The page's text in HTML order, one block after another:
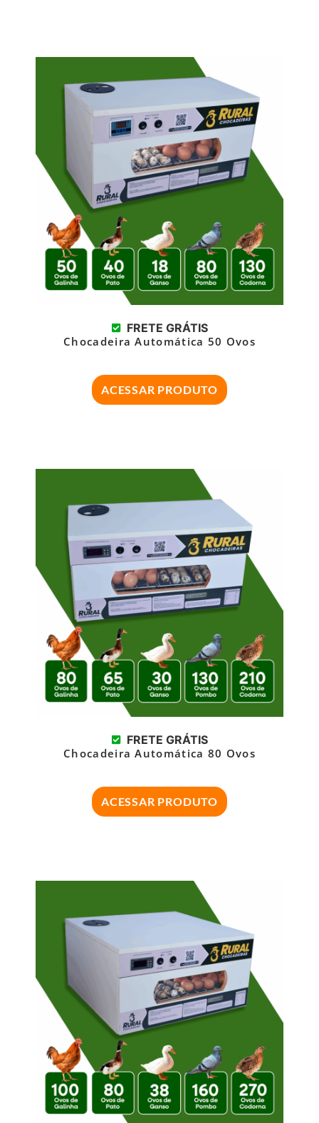
FRETE GRÁTIS
Chocadeira Automática 50 Ovos
ACESSAR PRODUTO
FRETE GRÁTIS
Chocadeira Automática 80 Ovos
ACESSAR PRODUTO